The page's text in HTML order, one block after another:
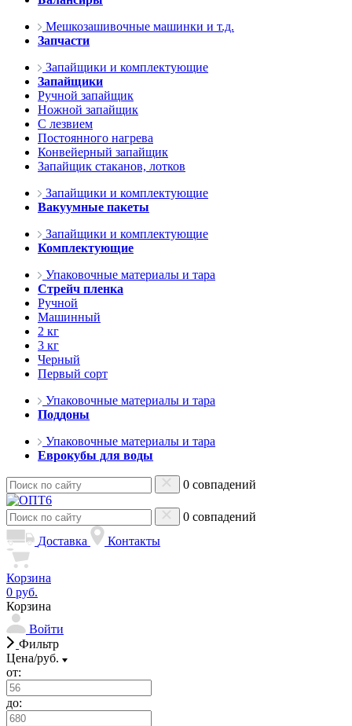
Мешкозашивочные машинки и т.д.
Запчасти
Запайщики и комплектующие
Запайщики
Ручной запайщик
Ножной запайщик
С лезвием
Постоянного нагрева
Конвейерный запайщик
Запайщик стаканов, лотков
Запайщики и комплектующие
Вакуумные пакеты
Запайщики и комплектующие
Комплектующие
Упаковочные материалы и тара
Стрейч пленка
Ручной
Машинный
2 кг
3 кг
Черный
Первый сорт
Упаковочные материалы и тара
Поддоны
Упаковочные материалы и тара
Еврокубы для воды
0 совпадений
0 совпадений
Доставка
Контакты
Корзина
0 руб.
Корзина
Войти
Фильтр
Цена/руб.
от:
до: